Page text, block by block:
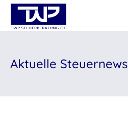
Aktuelle Steuernews